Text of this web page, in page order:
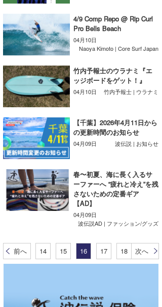
4/9 Comp Repo @ Rip Curl
Pro Bells Beach
04月10日
Naoya Kimoto | Core Surf Japan
竹内予報士のウラナミ『エ
ッジボードをゲット！』
04月10日 竹内予報士 | ウラナミ
【千葉】2026年4月11日から
の更新時間のお知らせ
04月09日 波伝説 | お知らせ
春〜初夏、海に長く入るサ
ーファーへ “疲れと冷え”を残
さないための定番ギア
【AD】
04月09日
波伝説AD | ファッション/グッズ
前へ 14 15 16 17 18 次へ
wanda
予報士 hiro.
banpaku
Mr.K
chappy
Romisea